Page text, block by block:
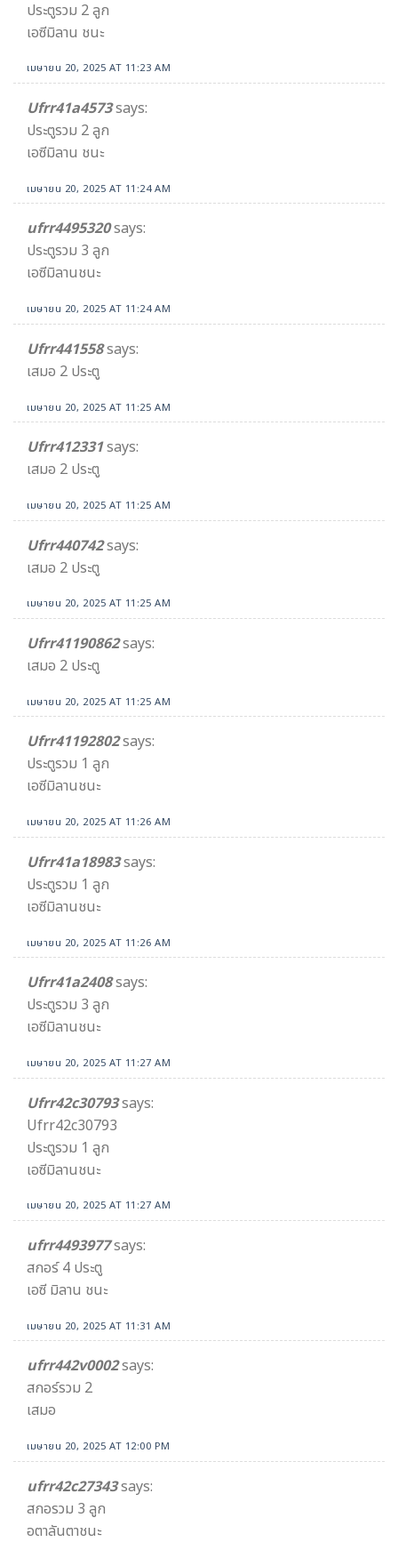
ประตูรวม 2 ลูก
เอซีมิลาน ชนะ
เมษายน 20, 2025 AT 11:23 AM
Ufrr41a4573says:
ประตูรวม 2 ลูก
เอซีมิลาน ชนะ
เมษายน 20, 2025 AT 11:24 AM
ufrr4495320says:
ประตูรวม 3 ลูก
เอซีมิลานชนะ
เมษายน 20, 2025 AT 11:24 AM
Ufrr441558says:
เสมอ 2 ประตู
เมษายน 20, 2025 AT 11:25 AM
Ufrr412331says:
เสมอ 2 ประตู
เมษายน 20, 2025 AT 11:25 AM
Ufrr440742says:
เสมอ 2 ประตู
เมษายน 20, 2025 AT 11:25 AM
Ufrr41190862says:
เสมอ 2 ประตู
เมษายน 20, 2025 AT 11:25 AM
Ufrr41192802says:
ประตูรวม 1 ลูก
เอซีมิลานชนะ
เมษายน 20, 2025 AT 11:26 AM
Ufrr41a18983says:
ประตูรวม 1 ลูก
เอซีมิลานชนะ
เมษายน 20, 2025 AT 11:26 AM
Ufrr41a2408says:
ประตูรวม 3 ลูก
เอซีมิลานชนะ
เมษายน 20, 2025 AT 11:27 AM
Ufrr42c30793says:
Ufrr42c30793
ประตูรวม 1 ลูก
เอซีมิลานชนะ
เมษายน 20, 2025 AT 11:27 AM
ufrr4493977says:
สกอร์ 4 ประตู
เอซี มิลาน ชนะ
เมษายน 20, 2025 AT 11:31 AM
ufrr442v0002says:
สกอร์รวม 2
เสมอ
เมษายน 20, 2025 AT 12:00 PM
ufrr42c27343says:
สกอรวม 3 ลูก
อตาลันตาชนะ